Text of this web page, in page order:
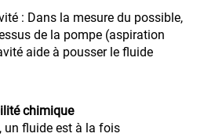
: Dans la mesure du possible,
de la pompe (aspiration
aide à pousser le fluide
chimique
un fluide est à la fois